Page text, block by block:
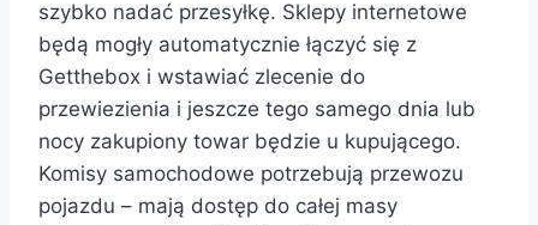
szybko nadać przesyłkę. Sklepy internetowe
będą mogły automatycznie łączyć się z
Getthebox i wstawiać zlecenie do
przewiezienia i jeszcze tego samego dnia lub
nocy zakupiony towar będzie u kupującego.
Komisy samochodowe potrzebują przewozu
pojazdu – mają dostęp do całej masy